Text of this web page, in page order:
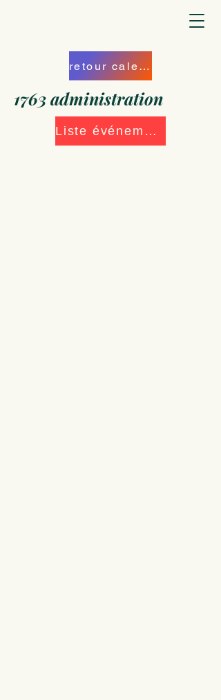
retour calendrier
1763 administration
Liste événements